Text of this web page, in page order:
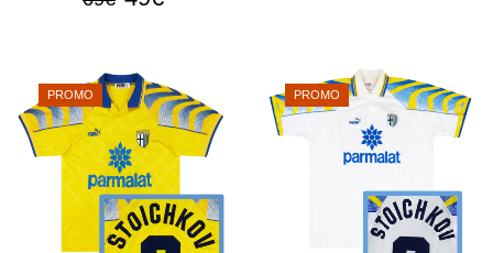
était :
69€.
est :
49€.
69€. 49€.
PROMO PROMO